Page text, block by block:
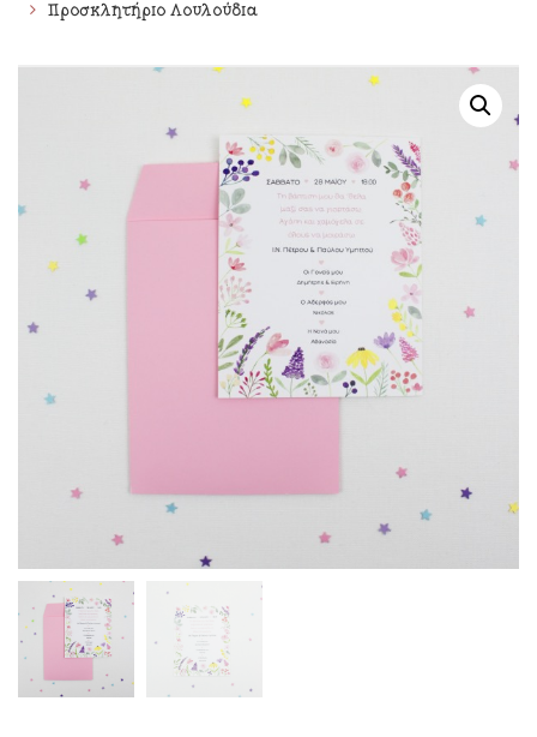
Προσκλητήριο Λουλούδια